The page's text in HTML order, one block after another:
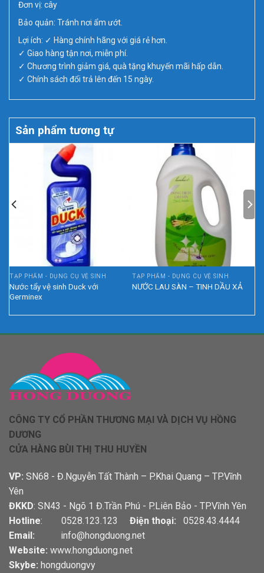
Đơn vị: cây
Bảo quản: Tránh nơi ẩm ướt.
Lợi ích: ✓ Hàng chính hãng với giá rẻ hơn.
✓ Giao hàng tận nơi, miễn phí.
✓ Chương trình giảm giá, quà tặng khuyến mãi hấp dẫn.
✓ Chính sách đổi trả lên đến 15 ngày.
Sản phẩm tương tự
TẠP PHẨM - DỤNG CỤ VỆ SINH
Nước tẩy vệ sinh Duck với
Germinex
TẠP PHẨM - DỤNG CỤ VỆ SINH
NƯỚC LAU SÀN – TINH DẦU XẢ
CÔNG TY CỔ PHẦN THƯƠNG MẠI VÀ DỊCH VỤ HỒNG
DƯƠNG
CỬA HÀNG BÙI THỊ THU HUYỀN
VP: SN68 - Đ.Nguyễn Tất Thành – P.Khai Quang – TP.Vĩnh
Yên
ĐKKD: SN43 - Ngõ 1 Đ.Trần Phú - P.Liên Bảo - TP.Vĩnh Yên
Hotline: 0528.123.123 Điện thoại: 0528.43.4444
Email:
info@hongduong.net
Website: www.hongduong.net
Skybe: hongduongvy